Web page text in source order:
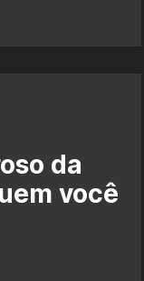
da
você